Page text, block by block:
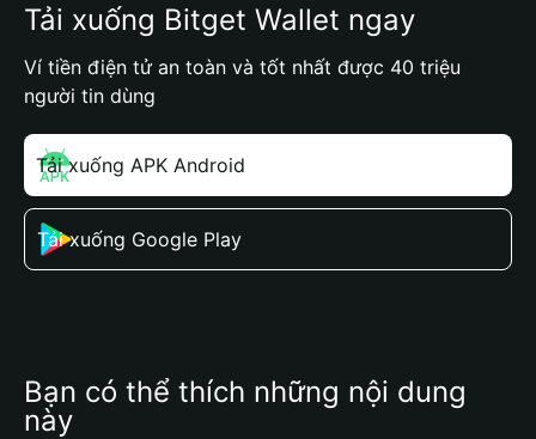
Tải xuống Bitget Wallet ngay
Ví tiền điện tử an toàn và tốt nhất được 40 triệu
người tin dùng
Tải xuống APK Android
Tải xuống Google Play
Bạn có thể thích những nội dung
này